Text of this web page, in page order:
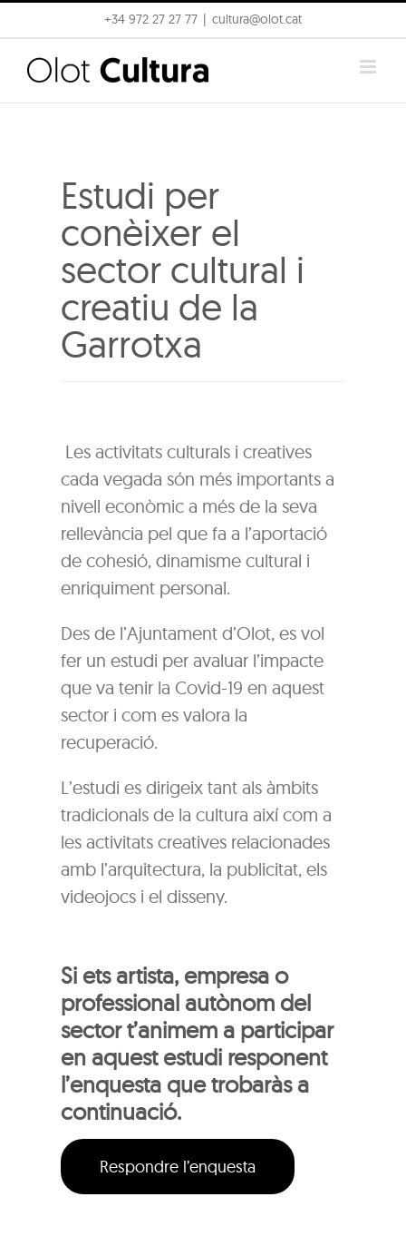
to
content
+34 972 27 27 77 cultura@olot.cat
Estudi per
conèixer el
sector cultural i
creatiu de la
Garrotxa
Les activitats culturals i creatives
cada vegada són més importants a
nivell econòmic a més de la seva
rellevància pel que fa a l’aportació
de cohesió, dinamisme cultural i
enriquiment personal.
Des de l’Ajuntament d’Olot, es vol
fer un estudi per avaluar l’impacte
que va tenir la Covid-19 en aquest
sector i com es valora la
recuperació.
L’estudi es dirigeix tant als àmbits
tradicionals de la cultura així com a
les activitats creatives relacionades
amb l’arquitectura, la publicitat, els
videojocs i el disseny.
Si ets artista, empresa o
professional autònom del
sector t’animem a participar
en aquest estudi responent
l’enquesta que trobaràs a
continuació.
Respondre l’enquesta